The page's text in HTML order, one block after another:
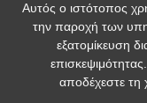
Αυτός ο ιστότοπος
την παροχή των
εξατομίκευση
αποδέχεστε τη